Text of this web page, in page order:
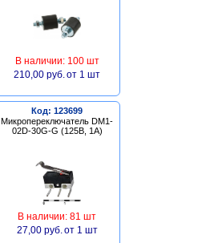
В наличии: 100 шт
210,00 руб. от 1 шт
Код: 123699
Микропереключатель DM1-
02D-30G-G (125В, 1А)
В наличии: 81 шт
27,00 руб. от 1 шт